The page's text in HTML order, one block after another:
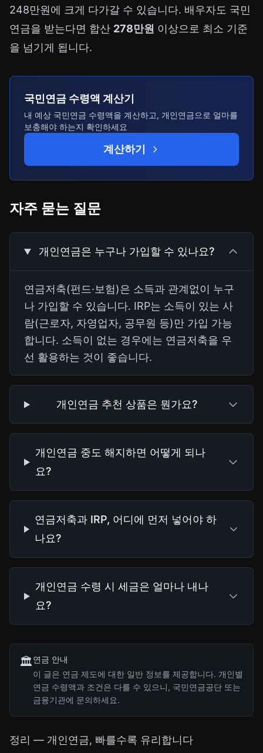
248만원에 크게 다가갈 수 있습니다. 배우자도 국민
연금을 받는다면 합산 278만원 이상으로 최소 기준
을 넘기게 됩니다.
국민연금 수령액 계산기
내 예상 국민연금 수령액을 계산하고, 개인연금으로 얼마를
보충해야 하는지 확인하세요
계산하기
자주 묻는 질문
개인연금은 누구나 가입할 수 있나요?
연금저축(펀드·보험)은 소득과 관계없이 누구
나 가입할 수 있습니다. IRP는 소득이 있는 사
람(근로자, 자영업자, 공무원 등)만 가입 가능
합니다. 소득이 없는 경우에는 연금저축을 우
선 활용하는 것이 좋습니다.
개인연금 추천 상품은 뭔가요?
개인연금 중도 해지하면 어떻게 되나
요?
연금저축과 IRP, 어디에 먼저 넣어야 하
나요?
개인연금 수령 시 세금은 얼마나 내나
요?
🏛️연금 안내
이 글은 연금 제도에 대한 일반 정보를 제공합니다. 개인별
연금 수령액과 조건은 다를 수 있으니, 국민연금공단 또는
금융기관에 문의하세요.
정리 — 개인연금, 빠를수록 유리합니다